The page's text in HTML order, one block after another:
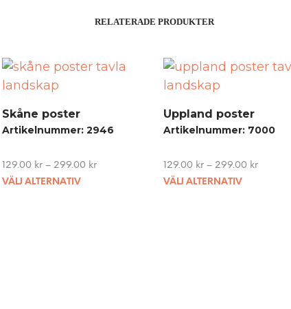
RELATERADE PRODUKTER
Skåne poster
Artikelnummer: 2946
129.00 kr – 299.00 kr
VÄLJ ALTERNATIVThis
Uppland poster
Artikelnummer: 7000
129.00 kr– 299.00 kr
VÄLJ ALTERNATIVThis